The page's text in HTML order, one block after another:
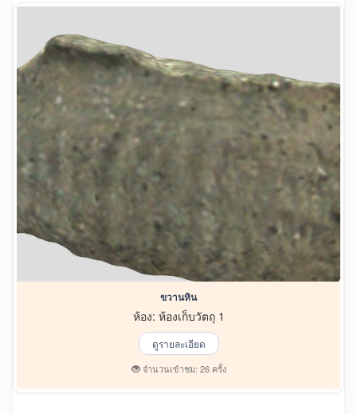
ขวานหิน
ห้อง: ห้องเก็บวัตถุ 1
ดูรายละเอียด
จำนวนเข้าชม: 26 ครั้ง